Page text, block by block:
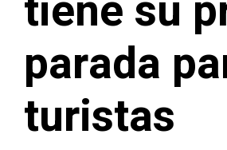
parada
turistas